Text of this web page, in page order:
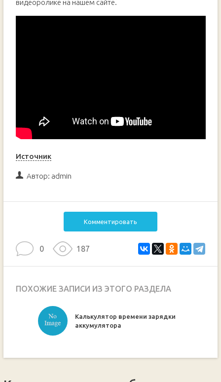
видеоролике на нашем сайте.
Источник
Автор: admin
Комментировать
0 187
ПОХОЖИЕ ЗАПИСИ ИЗ ЭТОГО РАЗДЕЛА
Калькулятор времени зарядки
аккумулятора